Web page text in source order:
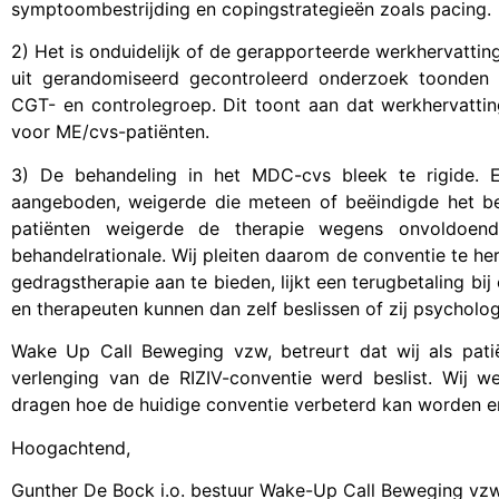
symptoombestrijding en copingstrategieën zoals pacing.
2) Het is onduidelijk of de gerapporteerde
uit gerandomiseerd gecontroleerd onderzoek
CGT- en controlegroep. Dit toont aan dat
voor ME/cvs-patiënten.
3) De behandeling in het MDC-cvs bleek te rigide.
aangeboden, weigerde die meteen of beëindigde het
patiënten weigerde de therapie wegens
behandelrationale. Wij pleiten daarom de conventie te
gedragstherapie aan te bieden, lijkt een terugbetaling
en therapeuten kunnen dan zelf beslissen of zij
Wake Up Call Beweging vzw, betreurt dat wij als
verlenging van de RIZIV-conventie werd beslist. Wij
dragen hoe de huidige conventie verbeterd kan worden
Hoogachtend,
Gunther De Bock i.o. bestuur Wake-Up Call Beweging